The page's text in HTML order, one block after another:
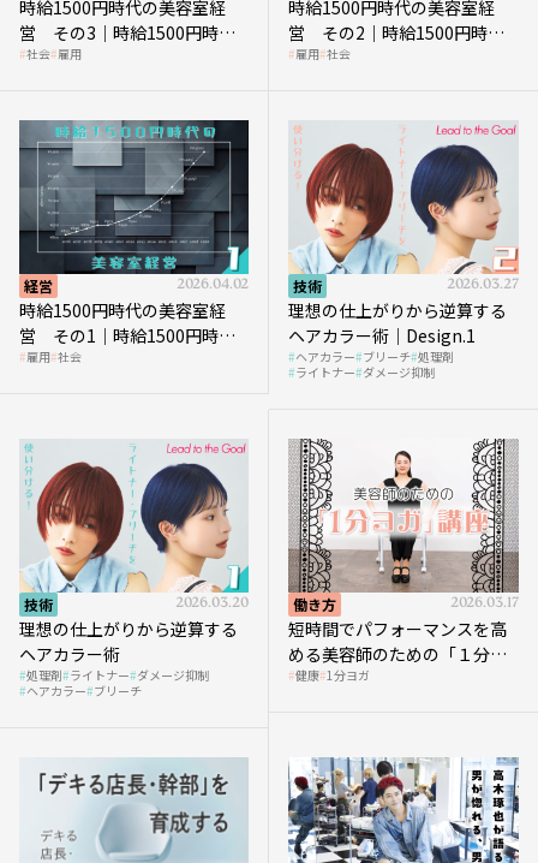
時給1500円時代の美容室経
営 その3｜時給1500円時
代、美容業はどのような影響
社会 雇用
時給1500円時代の美容室経
営 その2｜時給1500円時代
に支払う給与はいくらなのか
雇用 社会
経営 2026.04.02
時給1500円時代の美容室経
営 その1｜時給1500円時代
へ向かう社会的背景
雇用 社会
技術 2026.03.27
理想の仕上がりから逆算する
ヘアカラー術｜Design.1
ヘアカラー ブリーチ 処理剤
ライトナー ダメージ抑制
技術 2026.03.20
理想の仕上がりから逆算する
ヘアカラー術
処理剤 ライトナー ダメージ抑制
ヘアカラー ブリーチ
働き方 2026.03.17
短時間でパフォーマンスを高
める美容師のための「１分ヨ
ガ」講座｜実践編
健康 1分ヨガ